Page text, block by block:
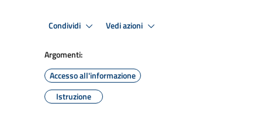
Condividi Vedi azioni
Argomenti:
Accesso all'informazione
Istruzione